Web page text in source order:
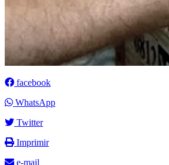
facebook
WhatsApp
Twitter
Imprimir
e-mail